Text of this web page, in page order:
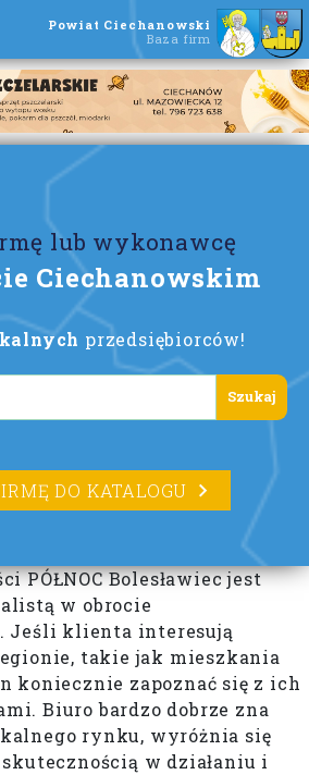
Powiat Ciechanowski
Baza firm
lub wykonawcę
Ciechanowskim
przedsiębiorców!
DO KATALOGU
PÓŁNOC Bolesławiec jest
w obrocie
Jeśli klienta interesują
takie jak mieszkania
koniecznie zapoznać się z ich
Biuro bardzo dobrze zna
rynku, wyróżnia się
w działaniu i